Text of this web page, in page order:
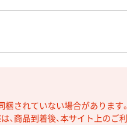
梱されていない場合があります。
商品到着後、本サイト上のご利